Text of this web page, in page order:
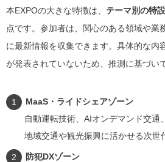
本EXPOの大きな特徴は、 テーマ別の特
点です。参加者は、関心のある領域や業
に最新情報を収集できます。具体的な内
が発表されていないため、推測に基づい
MaaS・ライドシェアゾーン
自動運転技術、AIオンデマンド交通
地域交通や観光振興に活かせる次世
防犯DXゾーン